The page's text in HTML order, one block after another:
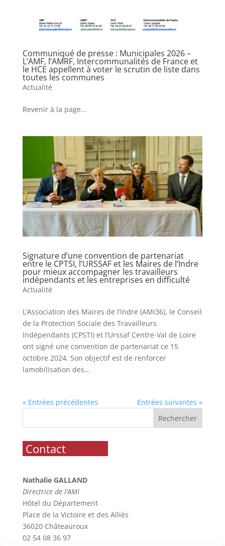
Communiqué de presse : Municipales 2026 –
L’AMF, l’AMRF, Intercommunalités de France et
le HCE appellent à voter le scrutin de liste dans
toutes les communes
Actualité
Revenir à la page...
Signature d’une convention de partenariat
entre le CPTSI, l’URSSAF et les Maires de l’Indre
pour mieux accompagner les travailleurs
indépendants et les entreprises en difficulté
Actualité
L’Association des Maires de l’Indre (AMI36), le Conseil
de la Protection Sociale des Travailleurs
Indépendants (CPSTI) et l’Urssaf Centre-Val de Loire
ont signé une convention de partenariat ce 15
octobre 2024. Son objectif est de renforcer
lamobilisation des...
« Entrées précédentes
Entrées suivantes »
Rechercher
Contact..............
Nathalie GALLAND
Directrice de l’AMI
Hôtel du Département
Place de la Victoire et des Alliés
36020 Châteauroux
02 54 08 36 97